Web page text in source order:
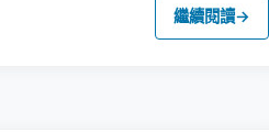
繼續閱讀→